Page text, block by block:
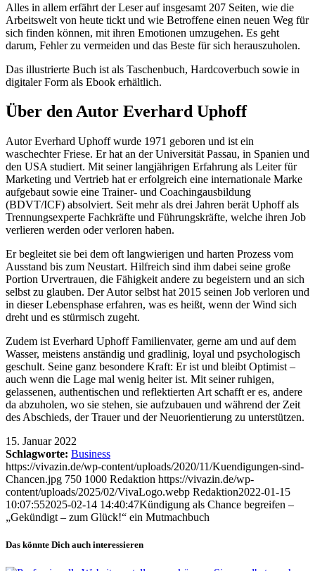
Alles in allem erfährt der Leser auf insgesamt 207 Seiten, wie die
Arbeitswelt von heute tickt und wie Betroffene einen neuen Weg für
sich finden können, mit ihren Emotionen umzugehen. Es geht
darum, Fehler zu vermeiden und das Beste für sich herauszuholen.
Das illustrierte Buch ist als Taschenbuch, Hardcoverbuch sowie in
digitaler Form als Ebook erhältlich.
Über den Autor Everhard Uphoff
Autor Everhard Uphoff wurde 1971 geboren und ist ein
waschechter Friese. Er hat an der Universität Passau, in Spanien und
den USA studiert. Mit seiner langjährigen Erfahrung als Leiter für
Marketing und Vertrieb hat er erfolgreich eine internationale Marke
aufgebaut sowie eine Trainer- und Coachingausbildung
(BDVT/ICF) absolviert. Seit mehr als drei Jahren berät Uphoff als
Trennungsexperte Fachkräfte und Führungskräfte, welche ihren Job
verlieren werden oder verloren haben.
Er begleitet sie bei dem oft langwierigen und harten Prozess vom
Ausstand bis zum Neustart. Hilfreich sind ihm dabei seine große
Portion Urvertrauen, die Fähigkeit andere zu begeistern und an sich
selbst zu glauben. Der Autor selbst hat 2015 seinen Job verloren und
in dieser Lebensphase erfahren, was es heißt, wenn der Wind sich
dreht und es stürmisch zugeht.
Zudem ist Everhard Uphoff Familienvater, gerne am und auf dem
Wasser, meistens anständig und gradlinig, loyal und psychologisch
geschult. Seine ganz besondere Kraft: Er ist und bleibt Optimist –
auch wenn die Lage mal wenig heiter ist. Mit seiner ruhigen,
gelassenen, authentischen und reflektierten Art schafft er es, andere
da abzuholen, wo sie stehen, sie aufzubauen und während der Zeit
des Abschieds, der Trauer und der Neuorientierung zu unterstützen.
15. Januar 2022
Schlagworte: Business
https://vivazin.de/wp-content/uploads/2020/11/Kuendigungen-sind-
Chancen.jpg 750 1000 Redaktion https://vivazin.de/wp-
content/uploads/2025/02/VivaLogo.webp Redaktion2022-01-15
10:07:552025-02-14 14:40:47Kündigung als Chance begreifen –
„Gekündigt – zum Glück!“ ein Mutmachbuch
Das könnte Dich auch interessieren